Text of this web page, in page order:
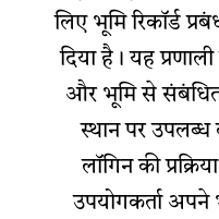
लिए भूमि रिकॉर्ड
दिया है। यह प्रणाली
और भूमि से संबंधित
स्थान पर
लॉगिन की
उपयोगकर्ता अपने